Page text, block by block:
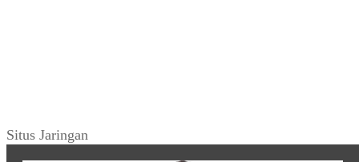
Situs Jaringan